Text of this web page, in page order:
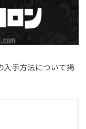
入手方法について掲